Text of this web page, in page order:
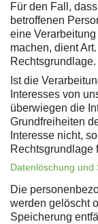
Für den Fall,
betroffenen
eine
machen, dient
Rechtsgrundlage.
Ist die
Interesses von
überwiegen die
Grundfreiheiten
Interesse nicht,
Rechtsgrundlage
Datenlöschung und
Die
werden gelöscht
Speicherung